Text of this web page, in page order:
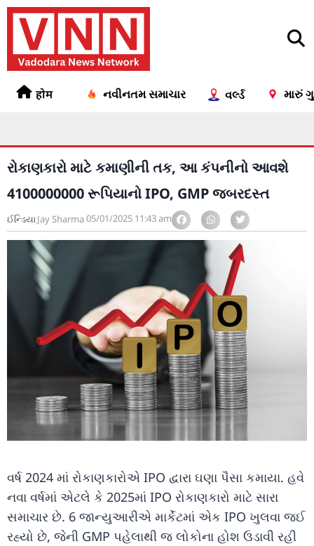
होम નવીનતમ સમાચાર વર્લ્ડ મારું
રોકાણકારો માટે કમાણીની તક, આ કંપનીનો આવશે
4100000000 રૂપિયાનો IPO, GMP જબરદસ્ત
ઈન્ડિયાJay Sharma05/01/2025 11:43 am
વર્ષ 2024 માં રોકાણકારોએ IPO દ્વારા ઘણા પૈસા કમાયા. હવે
નવા વર્ષમાં એટલે કે 2025માં IPO રોકાણકારો માટે સારા
સમાચાર છે. 6 જાન્યુઆરીએ માર્કેટમાં એક IPO ખુલવા જઈ
રહ્યો છે, જેની GMP પહેલાથી જ લોકોના હોશ ઉડાવી રહી